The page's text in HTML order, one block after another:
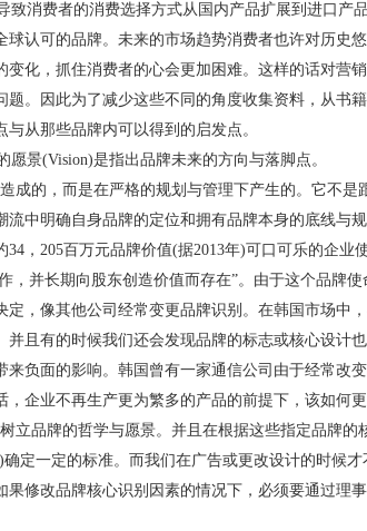
消费者的消费选择方式从国内产品扩展到进口产
认可的品牌。未来的市场趋势消费者也许对历史
化，抓住消费者的心会更加困难。这样的话对营
。因此为了减少这些不同的角度收集资料，从书
从那些品牌内可以得到的启发点。
景(Vision)是指出品牌未来的方向与落脚点。
的，而是在严格的规划与管理下产生的。它不是
中明确自身品牌的定位和拥有品牌本身的底线与
，205百万元品牌价值(据2013年)可口可乐的企业
，并长期向股东创造价值而存在”。由于这个品牌使
，像其他公司经常变更品牌识别。在韩国市场中
且有的时候我们还会发现品牌的标志或核心设计
负面的影响。韩国曾有一家通信公司由于经常改
企业不再生产更为繁多的产品的前提下，该如何
立品牌的哲学与愿景。并且在根据这些指定品牌的
定一定的标准。而我们在广告或更改设计的时候才
修改品牌核心识别因素的情况下，必须要通过理